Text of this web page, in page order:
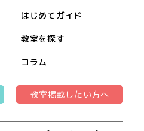
はじめてガイド
教室を探す
コラム
教室掲載したい方へ